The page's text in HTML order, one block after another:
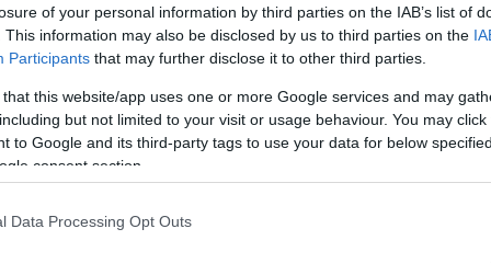
of your personal information by third parties on the IAB’s list of
This information may also be disclosed by us to third parties on the
Participants that may further disclose it to other third parties.
that this website/app uses one or more Google services and may
but not limited to your visit or usage behaviour. You may
to Google and its third-party tags to use your data for below
consent section.
Data Processing Opt Outs
Mutass többet